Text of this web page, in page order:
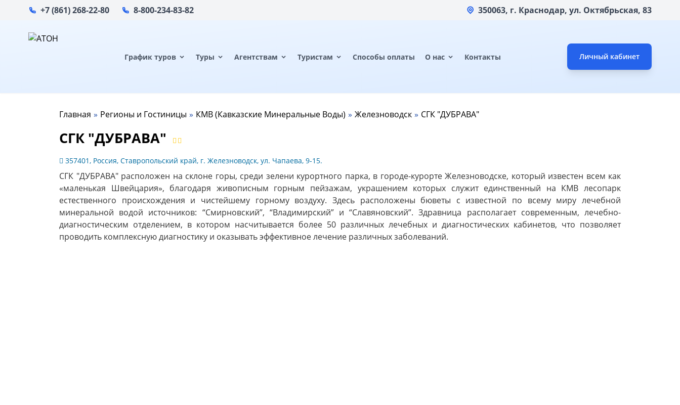
+7 (861) 268-22-80 8-800-234-83-82 350063, г. Краснодар, ул. Октябрьская, 83
График туров Туры Агентствам Туристам Способы оплаты О нас Контакты Личный кабинет
Главная Регионы и Гостиницы КМВ (Кавказские Минеральные Воды) Железноводск СГК "ДУБРАВА"
СГК "ДУБРАВА"
357401, Россия, Ставропольский край, г. Железноводск, ул. Чапаева, 9-15.
СГК "ДУБРАВА" расположен на склоне горы, среди зелени курортного парка, в городе-курорте Железноводске, который известен всем как
«маленькая Швейцария», благодаря живописным горным пейзажам, украшением которых служит единственный на КМВ лесопарк
естественного происхождения и чистейшему горному воздуху. Здесь расположены бюветы с известной по всему миру лечебной
минеральной водой источников: “Смирновский”, “Владимирский” и “Славяновский”. Здравница располагает современным, лечебно-
диагностическим отделением, в котором насчитывается более 50 различных лечебных и диагностических кабинетов, что позволяет
проводить комплексную диагностику и оказывать эффективное лечение различных заболеваний.